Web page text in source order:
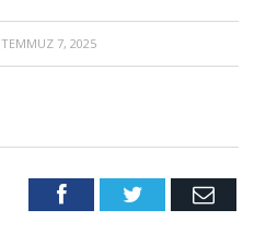
TEMMUZ 7, 2025
FacebookTwitter Email